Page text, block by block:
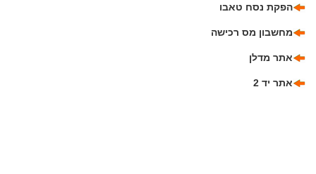
הפקת נסח טאבו
מחשבון מס רכישה
אתר מדלן
אתר יד 2